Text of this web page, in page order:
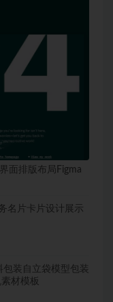
面排版布局Figma
名片卡片设计展示
装自立袋模型包装
材模板